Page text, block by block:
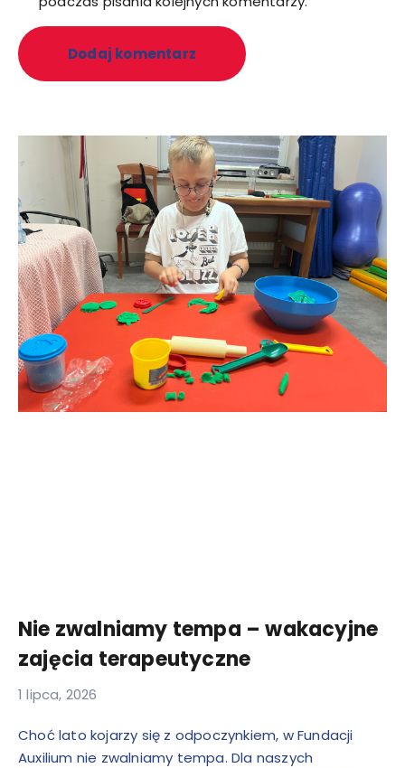
Nie zwalniamy tempa – wakacyjne
zajęcia terapeutyczne
1 lipca, 2026
Choć lato kojarzy się z odpoczynkiem, w Fundacji
Auxilium nie zwalniamy tempa. Dla naszych